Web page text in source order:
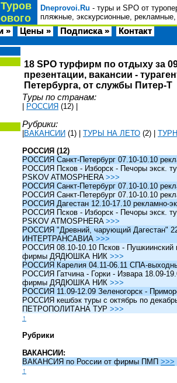
Dneprovoi.Ru - туры и SPO от
пляжные, экскурсионные,
» Цены » Подписка » Контакт
18 SPO турфирм по отдыху за
презентации, вакансии -
Петербурга, от службы Питер-Т
Туры по странам:
РОССИЯ (12)
Рубрики:
ВАКАНСИИ (1) ТУРЫ НА ЛЕТО (2)
РОССИЯ (12)
РОССИЯ Санкт-Петербург 07.10-10.10
РОССИЯ Псков - Изборск - Печоры экск.
PSKOV ATMOSPHERA >>>
РОССИЯ Санкт-Петербург 07.10-10.10
РОССИЯ Санкт-Петербург 07.10-10.10
РОССИЯ Дагестан 12.10-17.10 рекламно-
РОССИЯ Псков - Изборск - Печоры экск.
PSKOV ATMOSPHERA >>>
РОССИЯ "Древний, чарующий Дагестан"
ИНТЕРТРАНСАВИА >>>
РОССИЯ 08.10-10.10 Псков - Пушкиинский
фирмы ДЯДЮШКА НИК >>>
РОССИЯ Карелия 04.11-06.11 СПА-
РОССИЯ Гатчина - Горки - Извара 18.09-
фирмы ДЯДЮШКА НИК >>>
РОССИЯ 11.09-12.09 Зеленогорск -
РОССИЯ кешбэк туры c октябрь по
ПЕТРОПОЛИТАНА ТУР >>>
↑
Рубрики
ВАКАНСИИ:
ВАКАНСИЯ по России от фирмы ПМП >>>
↑